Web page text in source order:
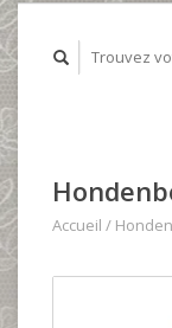
Accueil /